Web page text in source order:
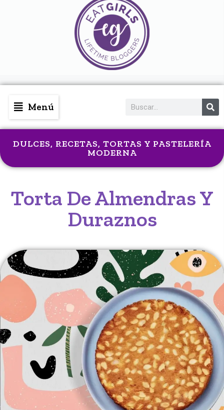
Menú
DULCES, RECETAS, TORTAS Y PASTELERÍA
MODERNA
Torta De Almendras Y
Duraznos